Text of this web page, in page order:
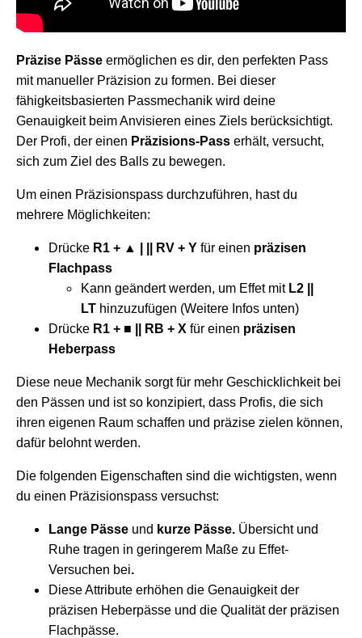
Präzise Pässe ermöglichen es dir, den perfekten Pass
mit manueller Präzision zu formen. Bei dieser
fähigkeitsbasierten Passmechanik wird deine
Genauigkeit beim Anvisieren eines Ziels berücksichtigt.
Der Profi, der einen Präzisions-Pass erhält, versucht,
sich zum Ziel des Balls zu bewegen.
Um einen Präzisionspass durchzuführen, hast du
mehrere Möglichkeiten:
Drücke R1 + ▲ | || RV + Y für einen präzisen
Flachpass
Kann geändert werden, um Effet mit L2 ||
LT hinzuzufügen (Weitere Infos unten)
Drücke R1 + ■ || RB + X für einen präzisen
Heberpass
Diese neue Mechanik sorgt für mehr Geschicklichkeit bei
den Pässen und ist so konzipiert, dass Profis, die sich
ihren eigenen Raum schaffen und präzise zielen können,
dafür belohnt werden.
Die folgenden Eigenschaften sind die wichtigsten, wenn
du einen Präzisionspass versuchst:
Lange Pässe und kurze Pässe. Übersicht und
Ruhe tragen in geringerem Maße zu Effet-
Versuchen bei.
Diese Attribute erhöhen die Genauigkeit der
präzisen Heberpässe und die Qualität der präzisen
Flachpässe.